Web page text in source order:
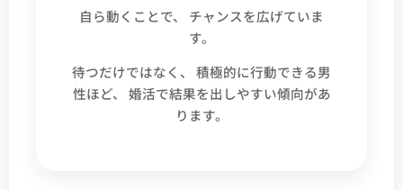
自ら動くことで、 チャンスを広げていま
す。
待つだけではなく、 積極的に行動できる男
性ほど、 婚活で結果を出しやすい傾向があ
ります。